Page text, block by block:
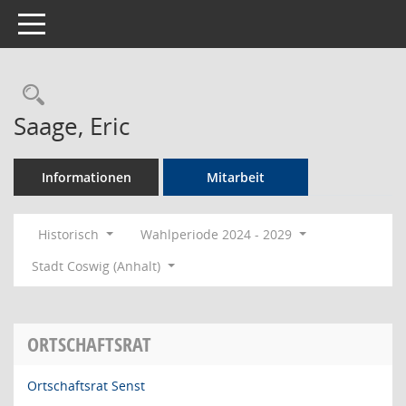
Toggle navigation
Rechercheauswahl
Saage, Eric
Informationen Mitarbeit
Historisch
Wahlperiode 2024 - 2029
Stadt Coswig (Anhalt)
ORTSCHAFTSRAT
Ortschaftsrat Senst